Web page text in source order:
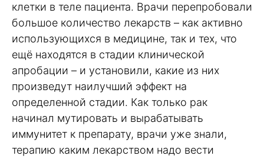
клетки в теле пациента. Врачи перепробовали
большое количество лекарств – как активно
использующихся в медицине, так и тех, что
ещё находятся в стадии клинической
апробации – и установили, какие из них
произведут наилучший эффект на
определенной стадии. Как только рак
начинал мутировать и вырабатывать
иммунитет к препарату, врачи уже знали,
терапию каким лекарством надо вести